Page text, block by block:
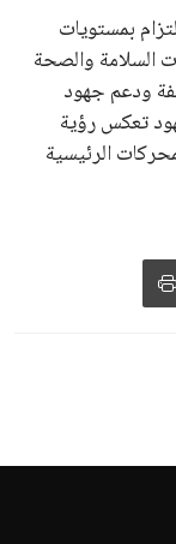
بمستويات
السلامة والصحة
ودعم جهود
تعكس رؤية
الرئيسية